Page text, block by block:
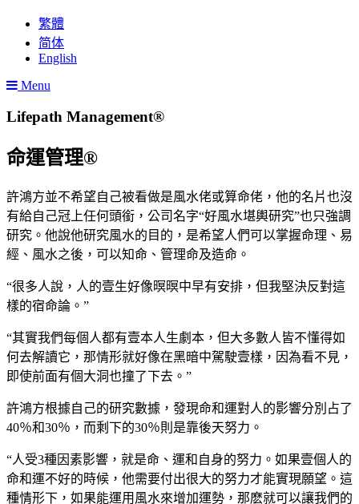
繁體
简体
English
Menu
Lifepath Management®
命運管理®
許鴻方並不希望自己被看做是風水佬或算命佬，他的名片也沒
有給自己冠上任何頭銜，公司名字“好風水堪輿研究”也只強調
研究。他說他研究風水的目的，是希望人們可以掌握命理、易
經、風水之後，可以知命、管理命及造命。
“很多人說，人的壹生好像暝暝中早有安排，但我堅決反對這
樣的宿命論。”
“其實我們每個人都有壹本人生劇本，但大多數人皆不懂得如
何去解讀它，那情形就好像在黑暗中駕駛壹樣，因為看不見，
即使前面有個大洞也撞了下去。”
許鴻方根據自己的研究數據，發現命和運對人的影響分別占了
40％和30％，而剩下的30％則是靠後天努力。
“人受3種因素影響，就是命、運和自身的努力。如果壹個人的
命和運不好的時候，他需要付出很大的努力才能實現願望。這
種情形下，如果能運用風水來增加運勢，那麽就可以讓我們的